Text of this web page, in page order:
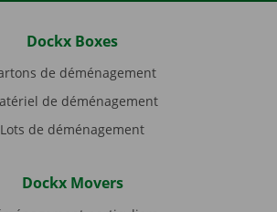
Dockx Boxes
de déménagement
de déménagement
Lots de déménagement
Dockx Movers